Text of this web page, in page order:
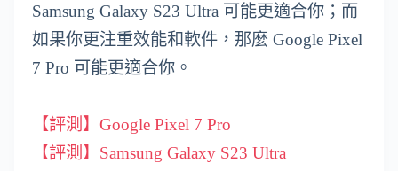
Samsung Galaxy S23 Ultra 可能更適合你；而
如果你更注重效能和軟件，那麼 Google Pixel
7 Pro 可能更適合你。
【評測】Google Pixel 7 Pro
【評測】Samsung Galaxy S23 Ultra